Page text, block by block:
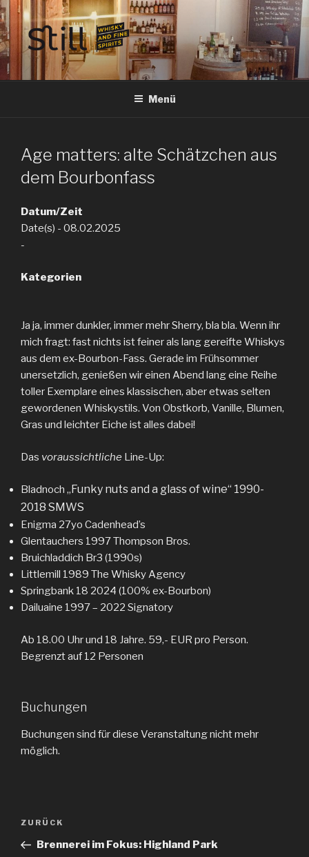
Zum
Inhalt
springen
STILL SPIRITS HILDESHEIM
Whisky, Rum, Gin, Cognac, Tequila und Tastings in Hildesheim
Menü
Age matters: alte Schätzchen aus
dem Bourbonfass
Datum/Zeit
Date(s) - 08.02.2025
-
Kategorien
Ja ja, immer dunkler, immer mehr Sherry, bla bla. Wenn ihr
mich fragt: fast nichts ist feiner als lang gereifte Whiskys
aus dem ex-Bourbon-Fass. Gerade im Frühsommer
unersetzlich, genießen wir einen Abend lang eine Reihe
toller Exemplare eines klassischen, aber etwas selten
gewordenen Whiskystils. Von Obstkorb, Vanille, Blumen,
Gras und leichter Eiche ist alles dabei!
Das voraussichtliche Line-Up:
Bladnoch „ Funky nuts and a glass of wine“ 1990-
2018 SMWS
Enigma 27yo Cadenhead’s
Glentauchers 1997 Thompson Bros.
Bruichladdich Br3 (1990s)
Littlemill 1989 The Whisky Agency
Springbank 18 2024 (100% ex-Bourbon)
Dailuaine 1997 – 2022 Signatory
Ab 18.00 Uhr und 18 Jahre. 59,- EUR pro Person.
Begrenzt auf 12 Personen
Buchungen
Buchungen sind für diese Veranstaltung nicht mehr
möglich.
Beitragsnavigation
Vorheriger
Beitrag
ZURÜCK
Brennerei im Fokus: Highland Park